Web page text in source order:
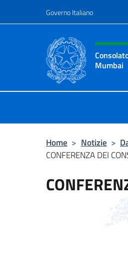
Governo Italiano
Intestazione
Mumbai
Home > Notizie >
CONFERENZA DEI